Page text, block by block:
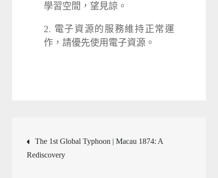
學習空間，望見諒。
2. 電子資源的服務維持正常運
作，請優先使用電子資源。
文
The 1st Global Typhoon | Macau 1874: A
Rediscovery